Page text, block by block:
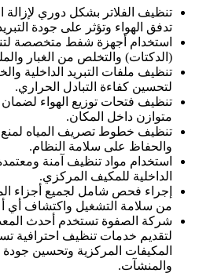
تنظيف الفلاتر بشكل دوري لإزالة
تدفق الهواء وتؤثر على جودة
استخدام أجهزة شفط متخصصة
(الدكتات) والتخلص من الغبار
تنظيف ملفات التبريد الداخلية
لتحسين كفاءة التبادل الحراري.
تنظيف فتحات توزيع الهواء لضمان
متوازن داخل المكان.
تنظيف خطوط تصريف المياه لمنع
والحفاظ على سلامة النظام.
استخدام مواد تنظيف آمنة
الداخلية للمكيف المركزي.
إجراء فحص شامل لجميع أجزاء
من سلامة التشغيل واكتشاف أي
شركة الصفوة تستخدم أحدث
لتقديم خدمات تنظيف احترافية
المكيفات المركزية وتحسين جودة
والمنشآت.